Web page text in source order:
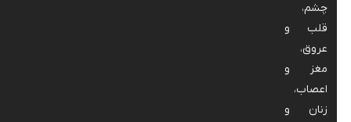
چشم،
قلب و
عروق،
مغز و
اعصاب،
زنان و